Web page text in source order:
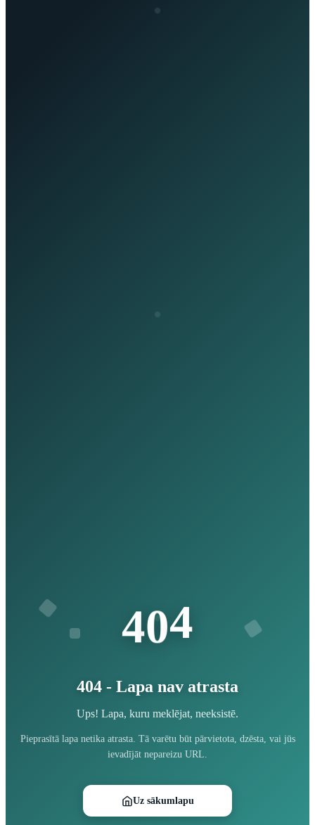
404
404 - Lapa nav atrasta
Ups! Lapa, kuru meklējat, neeksistē.
Pieprasītā lapa netika atrasta. Tā varētu būt pārvietota, dzēsta, vai jūs
ievadījāt nepareizu URL.
Uz sākumlapu